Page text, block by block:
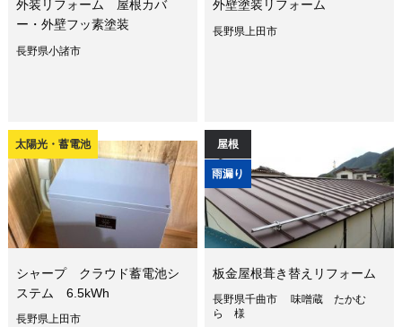
外装リフォーム 屋根カバ
ー・外壁フッ素塗装
長野県小諸市
外壁塗装リフォーム
長野県上田市
太陽光・蓄電池
シャープ クラウド蓄電池シ
ステム 6.5kWh
長野県上田市
屋根
雨漏り
板金屋根葺き替えリフォーム
長野県千曲市 味噌蔵 たかむ
ら 様